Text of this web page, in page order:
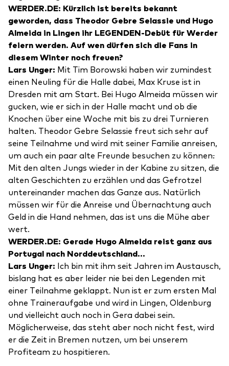
WERDER.DE: Kürzlich ist bereits bekannt
geworden, dass Theodor Gebre Selassie und Hugo
Almeida in Lingen ihr LEGENDEN-Debüt für Werder
feiern werden. Auf wen dürfen sich die Fans in
diesem Winter noch freuen?
Lars Unger: Mit Tim Borowski haben wir zumindest
einen Neuling für die Halle dabei, Max Kruse ist in
Dresden mit am Start. Bei Hugo Almeida müssen wir
gucken, wie er sich in der Halle macht und ob die
Knochen über eine Woche mit bis zu drei Turnieren
halten. Theodor Gebre Selassie freut sich sehr auf
seine Teilnahme und wird mit seiner Familie anreisen,
um auch ein paar alte Freunde besuchen zu können.
Mit den alten Jungs wieder in der Kabine zu sitzen, die
alten Geschichten zu erzählen und das Gefrotzel
untereinander machen das Ganze aus. Natürlich
müssen wir für die Anreise und Übernachtung auch
Geld in die Hand nehmen, das ist uns die Mühe aber
wert.
WERDER.DE: Gerade Hugo Almeida reist ganz aus
Portugal nach Norddeutschland…
Lars Unger: Ich bin mit ihm seit Jahren im Austausch,
bislang hat es aber leider nie bei den Legenden mit
einer Teilnahme geklappt. Nun ist er zum ersten Mal
ohne Traineraufgabe und wird in Lingen, Oldenburg
und vielleicht auch noch in Gera dabei sein.
Möglicherweise, das steht aber noch nicht fest, wird
er die Zeit in Bremen nutzen, um bei unserem
Profiteam zu hospitieren.